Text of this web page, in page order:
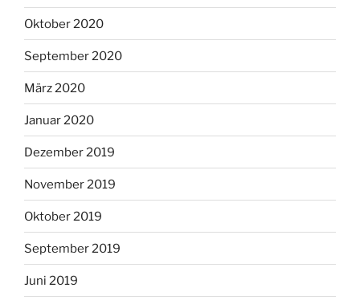
Oktober 2020
September 2020
März 2020
Januar 2020
Dezember 2019
November 2019
Oktober 2019
September 2019
Juni 2019